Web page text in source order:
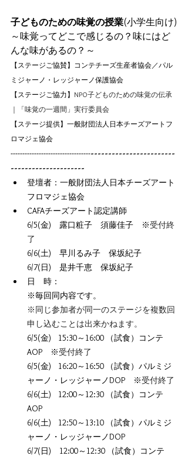
子どものための味覚の授業(小学生向け)
～味覚ってどこで感じるの？味にはど
んな味があるの？～
【ステージご協賛】コンテチーズ生産者協会／パル
ミジャーノ・レッジャーノ保護協会
【ステージご協力】 NPO子どものための味覚の伝承
｜「味覚の一週間」実行委員会
【ステージ提供】一般財団法人日本チーズアートフ
ロマジェ協会
----------------------------------------------------------
---------------------
登壇者：一般財団法人日本チーズアート
フロマジェ協会
CAFAチーズアート認定講師
6/5(金)　露口粧子　須藤佳子　※受付終
了
6/6(土)　早川るみ子　保坂紀子
6/7(日)　是井千恵　保坂紀子
日　時：
※毎回同内容です。
※同じ参加者が同一のステージを複数回
申し込むことは出来かねます。
6/5(金)    15:30～16:00 （試食）コンテ
AOP　※受付終了
6/5(金)    16:20～16:50 （試食）パルミジ
ャーノ・レッジャーノDOP　※受付終了
6/6(土)    12:00～12:30 （試食）コンテ
AOP
6/6(土)    12:50～13:10 （試食）パルミジ
ャーノ・レッジャーノDOP
6/7(日)　12:00～12:30 （試食）コンテ